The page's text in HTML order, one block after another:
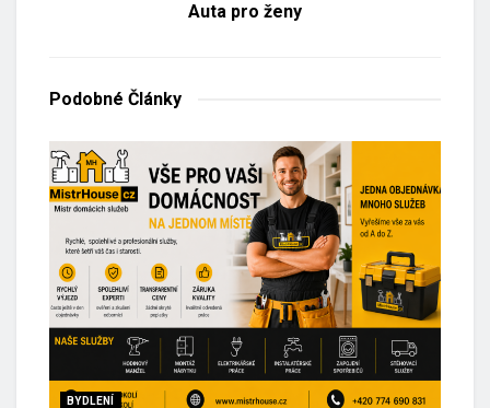
Auta pro ženy
Podobné Články
BYDLENÍ